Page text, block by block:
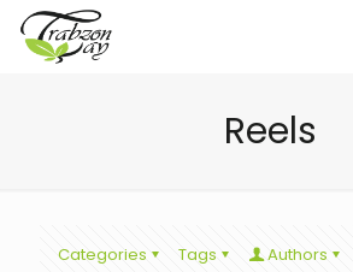
Reels
Categories Tags Authors